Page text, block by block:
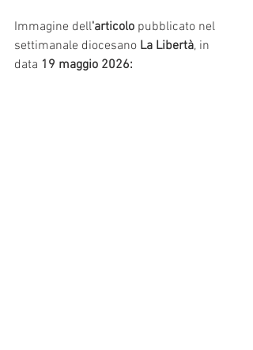
Immagine dell'articolo pubblicato nel
settimanale diocesano La Libertà, in
data 19 maggio 2026: